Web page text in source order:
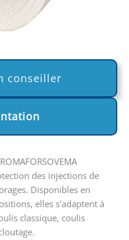
conseiller
des injections de
Disponibles en
elles s'adaptent à
classique, coulis